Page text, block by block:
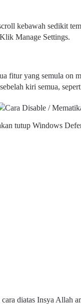
kebawah sedikit
Manage Settings.
fitur yang semula on
kiri semua,
tutup Windows
diatas Insya Allah